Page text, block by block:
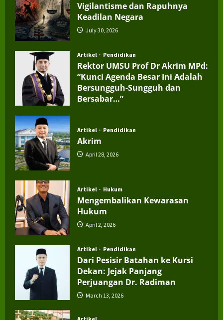
Vigilantisme dan Rapuhnya
Keadilan Negara
July 30, 2026
Artikel Pendidikan
Rektor UMSU Prof Dr Akrim MPd:
“Kunci Agenda Besar Ini Adalah
Bersungguh-Sungguh dan
Bersabar…”
Artikel Pendidikan
Akrim
April 28, 2026
Artikel Hukum
Mengembalikan Kewarasan
Hukum
April 2, 2026
Artikel Pendidikan
Dari Pesisir Batahan ke Kursi
Dekan: Jejak Panjang
Perjuangan Dr. Radiman
March 13, 2026